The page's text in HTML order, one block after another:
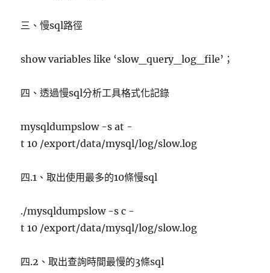
三、慢sql路徑
show variables like ‘slow_query_log_file’；
四、透過慢sql分析工具格式化記錄
mysqldumpslow -s at -
t 10 /export/data/mysql/log/slow.log
四.1、取出使用最多的10條慢sql
./mysqldumpslow -s c -
t 10 /export/data/mysql/log/slow.log
四.2、取出查詢時間最慢的3條sql